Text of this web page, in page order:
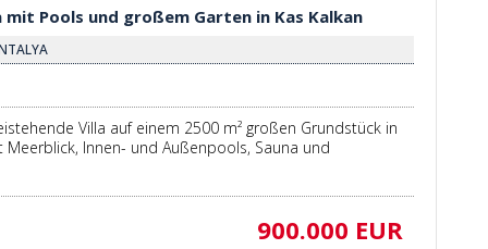
Pools und großem Garten in Kas Kalkan
Villa auf einem 2500 m² großen Grundstück in
Meerblick, Innen- und Außenpools, Sauna und
900.000 EUR